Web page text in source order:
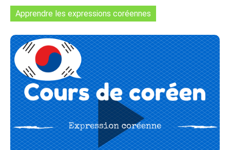
Apprendre les expressions coréennes